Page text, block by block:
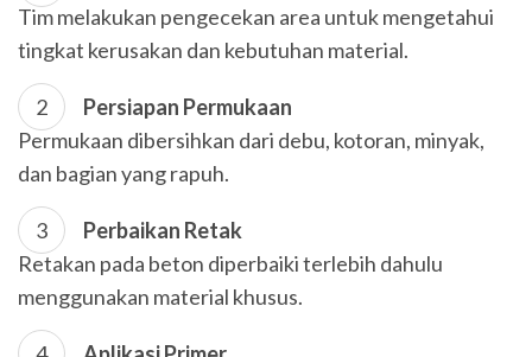
Tim melakukan pengecekan area untuk mengetahui
tingkat kerusakan dan kebutuhan material.
Persiapan Permukaan
Permukaan dibersihkan dari debu, kotoran, minyak,
dan bagian yang rapuh.
Perbaikan Retak
Retakan pada beton diperbaiki terlebih dahulu
menggunakan material khusus.